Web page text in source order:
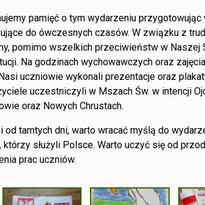
pamięć o tym wydarzeniu
do ówczesnych czasów. W związku z
pomimo wszelkich przeciwieństw w Naszej
Na godzinach wychowawczych oraz
uczniowie wykonali prezentacje oraz
uczestniczyli w Mszach Św. w intencji
oraz Nowych Chrustach.
od tamtych dni, warto wracać myślą do
którzy służyli Polsce. Warto uczyć się od
prac uczniów.